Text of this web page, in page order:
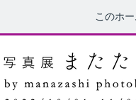
このホ